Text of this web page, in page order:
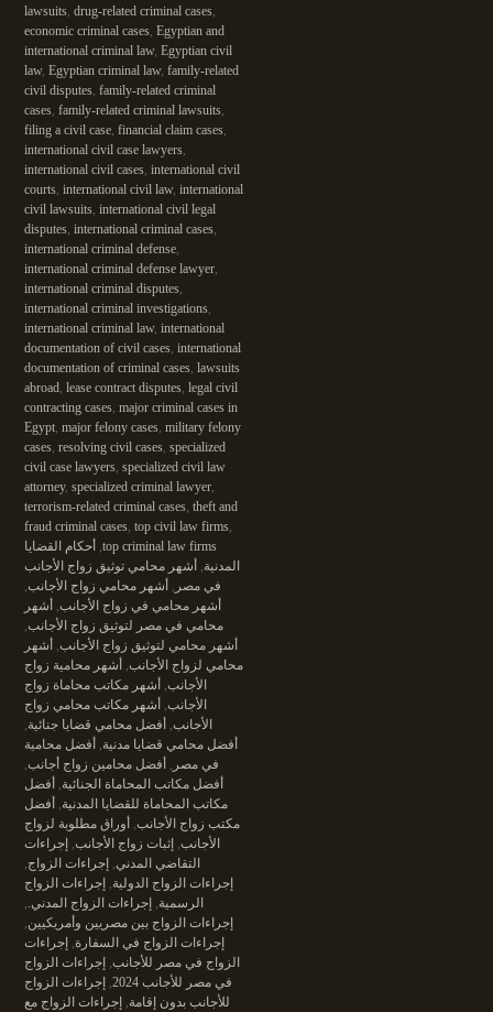
lawsuits,drug-related criminal cases,
economic criminal cases,Egyptian and
international criminal law,Egyptian civil
law,Egyptian criminal law,family-related
civil disputes,family-related criminal
cases,family-related criminal lawsuits,
filing a civil case,financial claim cases,
international civil case lawyers,
international civil cases,international civil
courts,international civil law,international
civil lawsuits,international civil legal
disputes,international criminal cases,
international criminal defense,
international criminal defense lawyer,
international criminal disputes,
international criminal investigations,
international criminal law,international
documentation of civil cases,international
documentation of criminal cases,lawsuits
abroad,lease contract disputes,legal civil
contracting cases,major criminal cases in
Egypt,major felony cases,military felony
cases,resolving civil cases,specialized
civil case lawyers,specialized civil law
attorney,specialized criminal lawyer,
terrorism-related criminal cases,theft and
fraud criminal cases,top civil law firms,
top criminal law firms
, أحكام القضايا
المدنية, أشهر محامي توثيق زواج الأجانب
في مصر , أشهر محامي زواج الأجانب,
أشهر محامي في زواج الأجانب, أشهر
محامي في مصر لتوثيق زواج الأجانب,
أشهر محامي لتوثيق زواج الأجانب, أشهر
محامي لزواج الأجانب, أشهر محامية زواج
الأجانب, أشهر مكاتب محاماة زواج
الأجانب, أشهر مكاتب محامي زواج
الأجانب, أفضل محامي قضايا جنائية,
أفضل محامي قضايا مدنية, أفضل محامية
في مصر , أفضل محامين زواج أجانب,
أفضل مكاتب المحاماة الجنائية, أفضل
مكاتب المحاماة للقضايا المدنية, أفضل
مكتب زواج الأجانب, أوراق مطلوبة لزواج
الأجانب, إثبات زواج الأجانب, إجراءات
التقاضي المدني, إجراءات الزواج,
إجراءات الزواج الدولية, إجراءات الزواج
الرسمية, إجراءات الزواج المدني.,
إجراءات الزواج بين مصريين وأمريكيين,
إجراءات الزواج في السفارة, إجراءات
الزواج في مصر للأجانب, إجراءات الزواج
في مصر للأجانب 2024
, إجراءات الزواج
للأجانب بدون إقامة, إجراءات الزواج مع